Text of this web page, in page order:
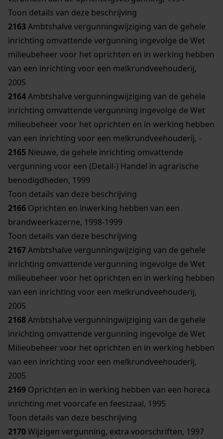
Toon details van deze beschrijving
2163Ambtshalve vergunningwijziging van de gehele
inrichting omvattende vergunning ingevolge de Wet
milieubeheer voor het oprichten en in werking hebben
van een inrichting voor een melkrundveehouderij,
2005
2164Ambtshalve vergunningwijziging van de gehele
inrichting omvattende vergunning ingevolge de Wet
milieubeheer voor het oprichten en in werking hebben
van een inrichting voor een melkrundveehouderij, -
2165 Nieuwe, de gehele inrichting omvattende
vergunning voor een (Detail-) Handel in agrarische
benodigdheden, 1999
Toon details van deze beschrijving
2166 Oprichten en inwerking hebben van een
brandweerkazerne, 1998-1999
Toon details van deze beschrijving
2167Ambtshalve vergunningwijziging van de gehele
inrichting omvattende vergunning ingevolge de Wet
milieubeheer voor het oprichten en in werking hebben
van een inrichting voor een melkrundveehouderij,
2005
2168Ambtshalve vergunningwijziging van de gehele
inrichting omvattende vergunning ingevolge de Wet
Milieubeheer voor het oprichten en in werking hebben
van een inrichting voor een melkrundveehouderij,
2005
2169 Oprichten en in werking hebben van een horeca
inrichting met voorcafe en feestzaal, 1995
Toon details van deze beschrijving
2170Wijzigen vergunning, extra voorschriften, 1997